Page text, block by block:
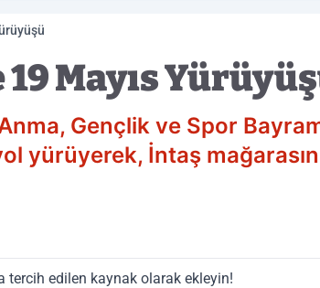
Mayıs
Gençlik ve Spor
yürüyerek, İntaş
tercih edilen kaynak olarak ekleyin!